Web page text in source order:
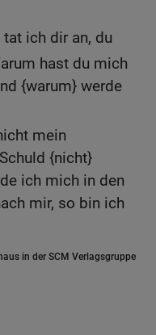
ich dir an, du
hast du mich
{warum} werde
mein
{nicht}
ich mich in den
mir, so bin ich
in der SCM Verlagsgruppe